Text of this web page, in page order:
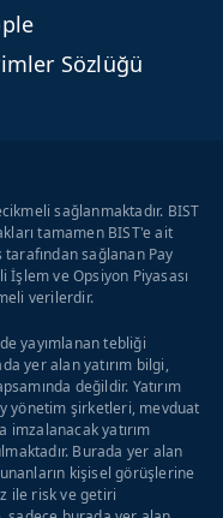
Sözlüğü
sağlanmaktadır. BIST
tamamen BIST'e ait
sağlanan Pay
İşlem ve Opsiyon Piyasası
verilerdir.
yayımlanan tebliği
yer alan yatırım bilgi,
değildir. Yatırım
yönetim şirketleri, mevduat
imzalanacak yatırım
Burada yer alan
kişisel görüşlerine
ile risk ve getiri